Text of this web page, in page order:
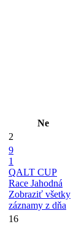
Ne
2
9
1
QALT CUP
Race Jahodná
Zobraziť všetky
záznamy z dňa
16